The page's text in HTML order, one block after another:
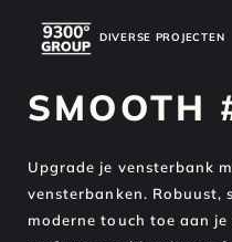
DIVERSE PROJECTEN
DIVERSE PROJECTEN
SMOOTH
Upgrade je vensterbank
vensterbanken. Robuust,
moderne touch toe aan